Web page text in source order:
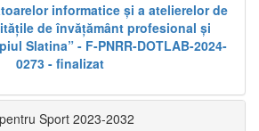
informatice și a atelierelor de
de învățământ profesional și
Slatina” - F-PNRR-DOTLAB-2024-
0273 - finalizat
Sport 2023-2032